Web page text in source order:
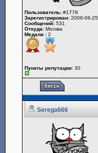
Пользователь: #1778
Зарегистрирован: 2008-06-25
Сообщений: 531
Откуда: Москва
Медали : 2
Пункты репутации: 30
Serega666